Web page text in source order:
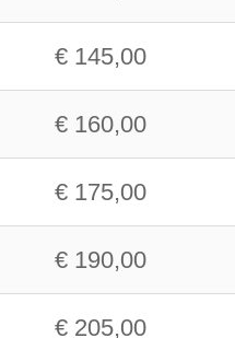
€ 145,00
€ 160,00
€ 175,00
€ 190,00
€ 205,00